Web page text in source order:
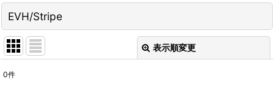
EVH/Stripe
表示順変更
0件